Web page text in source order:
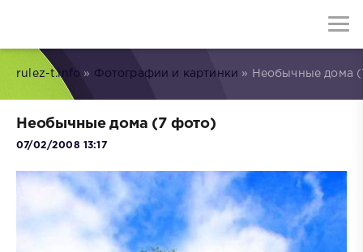
rulez-t.info » Фотографии и картинки » Необычные дома
Необычные дома (7 фото)
07/02/2008 13:17